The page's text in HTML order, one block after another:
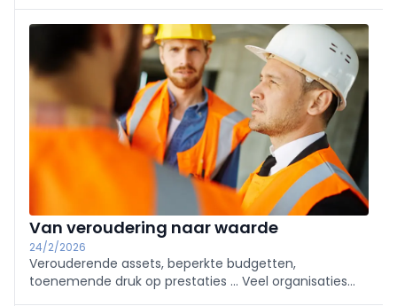
Verpleegkunde van campus Aalst.
Van veroudering naar waarde
24/2/2026
Verouderende assets, beperkte budgetten,
toenemende druk op prestaties ... Veel organisaties